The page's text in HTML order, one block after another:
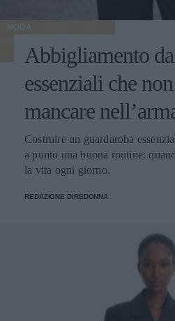
MODA
Abbigliamento
essenziali che
mancare
Costruire un guardaroba
a punto una buona routine:
la vita ogni giorno.
REDAZIONE DIREDONNA